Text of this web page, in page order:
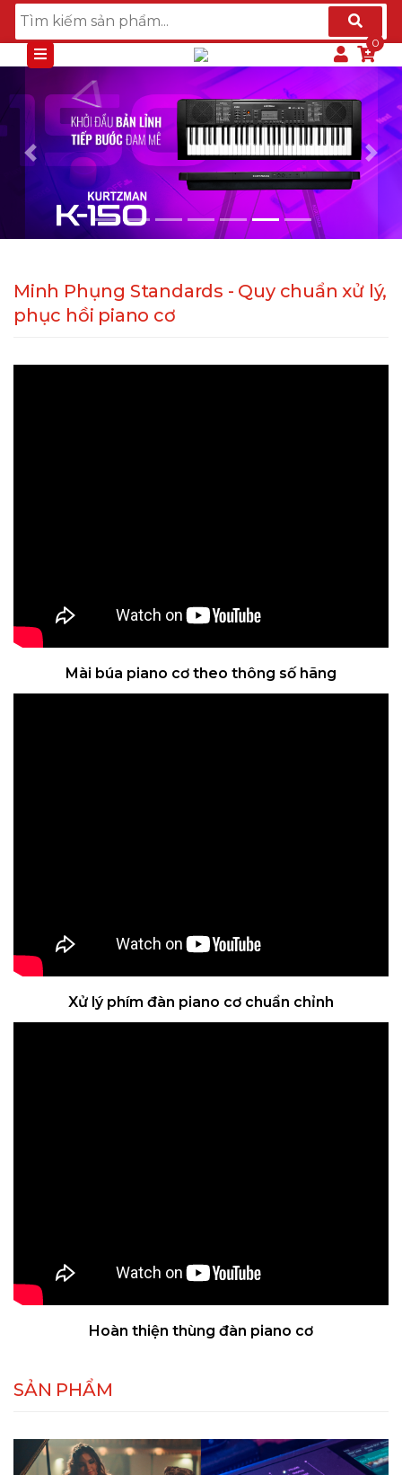
Previous
Minh Phụng Standards - Quy chuẩn xử lý,
phục hồi piano cơ
Mài búa piano cơ theo thông số hãng
Xử lý phím đàn piano cơ chuẩn chỉnh
Hoàn thiện thùng đàn piano cơ
SẢN PHẨM